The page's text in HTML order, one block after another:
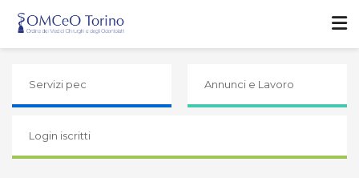
Servizi pec Annunci e Lavoro
Login iscritti